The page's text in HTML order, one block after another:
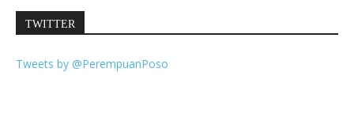
TWITTER
Tweets by @PerempuanPoso